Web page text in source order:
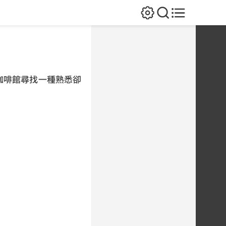
館尋找一種熟悉卻